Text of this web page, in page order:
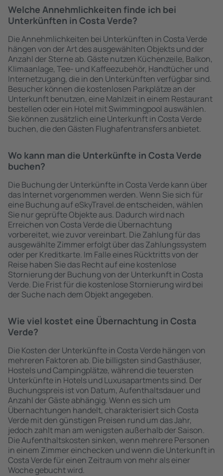
Welche Annehmlichkeiten finde ich bei
Unterkünften in Costa Verde?
Die Annehmlichkeiten bei Unterkünften in Costa Verde
hängen von der Art des ausgewählten Objekts und der
Anzahl der Sterne ab. Gäste nutzen Küchenzeile, Balkon,
Klimaanlage, Tee- und Kaffeezubehör, Handtücher und
Internetzugang, die in den Unterkünften verfügbar sind.
Besucher können die kostenlosen Parkplätze an der
Unterkunft benutzen, eine Mahlzeit in einem Restaurant
bestellen oder ein Hotel mit Swimmingpool auswählen.
Sie können zusätzlich eine Unterkunft in Costa Verde
buchen, die den Gästen Flughafentransfers anbietet.
Wo kann man die Unterkünfte in Costa Verde
buchen?
Die Buchung der Unterkünfte in Costa Verde kann über
das Internet vorgenommen werden. Wenn Sie sich für
eine Buchung auf eSkyTravel.de entscheiden, wählen
Sie nur geprüfte Objekte aus. Dadurch wird nach
Erreichen von Costa Verde die Übernachtung
vorbereitet, wie zuvor vereinbart. Die Zahlung für das
ausgewählte Zimmer erfolgt über das Zahlungssystem
oder per Kreditkarte. Im Falle eines Rücktritts von der
Reise haben Sie das Recht auf eine kostenlose
Stornierung der Buchung von der Unterkunft in Costa
Verde. Die Frist für die kostenlose Stornierung wird bei
der Suche nach dem Objekt angegeben.
Wie viel kostet eine Übernachtung in Costa
Verde?
Die Kosten der Unterkünfte in Costa Verde hängen von
mehreren Faktoren ab. Die billigsten sind Gasthäuser,
Hostels und Campingplätze, während die teuersten
Unterkünfte in Hotels und Luxusapartments sind. Der
Buchungspreis ist von Datum, Aufenthaltsdauer und
Anzahl der Gäste abhängig. Wenn es sich um
Übernachtungen handelt, charakterisiert sich Costa
Verde mit den günstigen Preisen rund um das Jahr,
jedoch zahlt man am wenigsten außerhalb der Saison.
Die Aufenthaltskosten sinken, wenn mehrere Personen
in einem Zimmer einchecken und wenn die Unterkunft in
Costa Verde für einen Zeitraum von mehr als einer
Woche gebucht wird.